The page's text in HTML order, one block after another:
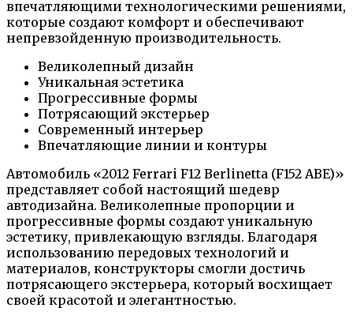
впечатляющими технологическими решениями,
которые создают комфорт и обеспечивают
непревзойденную производительность.
Великолепный дизайн
Уникальная эстетика
Прогрессивные формы
Потрясающий экстерьер
Современный интерьер
Впечатляющие линии и контуры
Автомобиль «2012 Ferrari F12 Berlinetta (F152 ABE)»
представляет собой настоящий шедевр
автодизайна. Великолепные пропорции и
прогрессивные формы создают уникальную
эстетику, привлекающую взгляды. Благодаря
использованию передовых технологий и
материалов, конструкторы смогли достичь
потрясающего экстерьера, который восхищает
своей красотой и элегантностью.